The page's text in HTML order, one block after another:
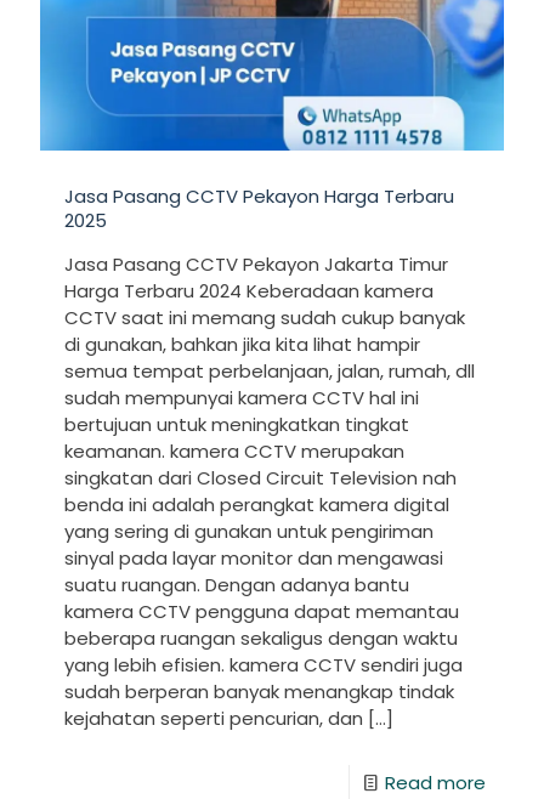
Jasa Pasang CCTV Pekayon Harga Terbaru
2025
Jasa Pasang CCTV Pekayon Jakarta Timur
Harga Terbaru 2024 Keberadaan kamera
CCTV saat ini memang sudah cukup banyak
di gunakan, bahkan jika kita lihat hampir
semua tempat perbelanjaan, jalan, rumah, dll
sudah mempunyai kamera CCTV hal ini
bertujuan untuk meningkatkan tingkat
keamanan. kamera CCTV merupakan
singkatan dari Closed Circuit Television nah
benda ini adalah perangkat kamera digital
yang sering di gunakan untuk pengiriman
sinyal pada layar monitor dan mengawasi
suatu ruangan. Dengan adanya bantu
kamera CCTV pengguna dapat memantau
beberapa ruangan sekaligus dengan waktu
yang lebih efisien. kamera CCTV sendiri juga
sudah berperan banyak menangkap tindak
kejahatan seperti pencurian, dan […]
Read more